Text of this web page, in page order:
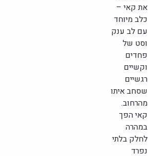
את קאי –
כלב מיוחד
עם לב ענק
וסט של
פחדים
וקשיים
רגשיים
שסחב איתו
מהרחוב.
קאי הפך
במהרה
לחלק בלתי
נפרד